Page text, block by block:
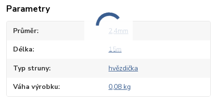
Parametry
Průměr 2,4mm
Délka 15m
Typ struny hvězdička
Váha výrobku 0,08 kg